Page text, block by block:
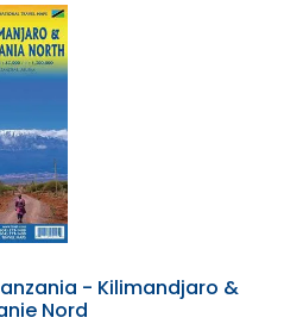
- Kilimandjaro &
Nord